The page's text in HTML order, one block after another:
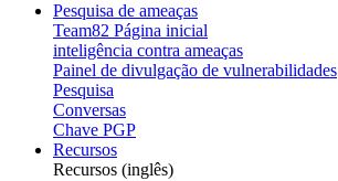
Pesquisa de ameaças
Team82 Página inicial
inteligência contra ameaças
Painel de divulgação de vulnerabilidades
Pesquisa
Conversas
Chave PGP
Recursos
Recursos (inglês)